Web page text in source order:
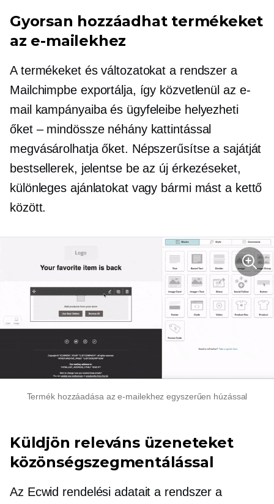
Gyorsan hozzáadhat termékeket
az e-mailekhez
A termékeket és változatokat a rendszer a
Mailchimpbe exportálja, így közvetlenül az e-
mail kampányaiba és ügyfeleibe helyezheti
őket – mindössze néhány kattintással
megvásárolhatja őket. Népszerűsítse a sajátját
bestsellerek, jelentse be az új érkezéseket,
különleges ajánlatokat vagy bármi mást a kettő
között.
Termék hozzáadása az e-mailekhez egyszerűen húzással
Küldjön releváns üzeneteket
közönségszegmentálással
Az Ecwid rendelési adatait a rendszer a